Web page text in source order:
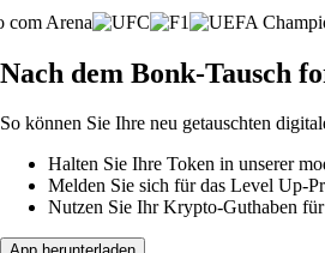
Nach dem Bonk-Tausch
So können Sie Ihre neu getauschten
Halten Sie Ihre Token in unserer
Melden Sie sich für das Level Up-
Nutzen Sie Ihr Krypto-Guthaben